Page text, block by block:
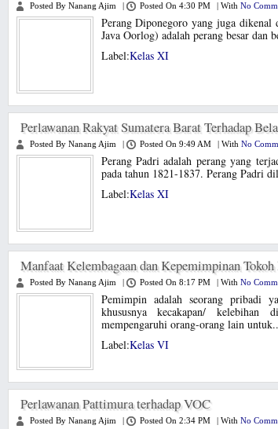
Posted By Nanang Ajim Posted On 4:30 PM With No
Perang Diponegoro yang juga dikenal
Java Oorlog) adalah perang besar dan
Label:Kelas XI
Perlawanan Rakyat Sumatera Barat Terhadap
Posted By Nanang Ajim Posted On 9:49 AM With No
Perang Padri adalah perang yang
pada tahun 1821-1837. Perang Padri
Label:Kelas XI
Manfaat Kelembagaan dan Kepemimpinan
Posted By Nanang Ajim Posted On 8:17 PM With No
Pemimpin adalah seorang pribadi
khususnya kecakapan/
mempengaruhi orang-orang lain
Label:Kelas VI
Perlawanan Pattimura terhadap VOC
Posted By Nanang Ajim Posted On 2:34 PM With No